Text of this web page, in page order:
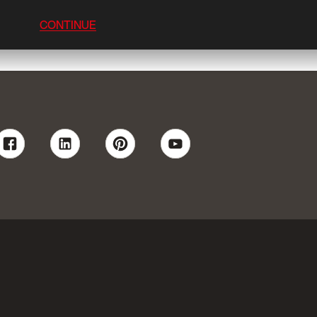
CONTINUE